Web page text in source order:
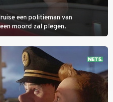
een politieman van
moord zal plegen.